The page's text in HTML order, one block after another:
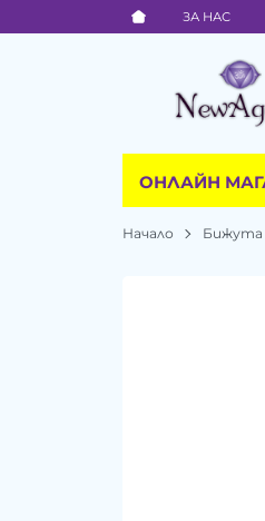
ЗА НАС
ОНЛАЙН
Начало Бижута